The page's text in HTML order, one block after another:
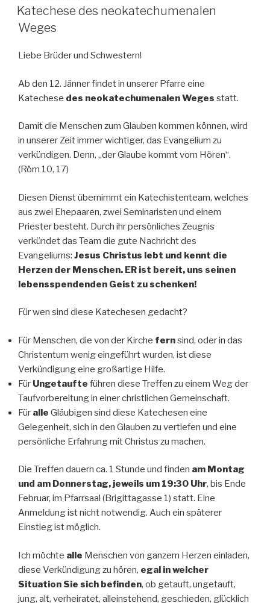
ON
Katechese des neokatechumenalen
Weges
Liebe Brüder und Schwestern!
Ab den 12. Jänner findet in unserer Pfarre eine
Katechese des neokatechumenalen Weges statt.
Damit die Menschen zum Glauben kommen können, wird
in unserer Zeit immer wichtiger, das Evangelium zu
verkündigen. Denn, „der Glaube kommt vom Hören“.
(Röm 10, 17)
Diesen Dienst übernimmt ein Katechistenteam, welches
aus zwei Ehepaaren, zwei Seminaristen und einem
Priester besteht. Durch ihr persönliches Zeugnis
verkündet das Team die gute Nachricht des
Evangeliums: Jesus Christus lebt und kennt die
Herzen der Menschen. ER ist bereit, uns seinen
lebensspendenden Geist zu schenken!
Für wen sind diese Katechesen gedacht?
Für Menschen, die von der Kirche fernsind, oder in das
Christentum wenig eingeführt wurden, ist diese
Verkündigung eine großartige Hilfe.
Für Ungetaufte führen diese Treffen zu einem Weg der
Taufvorbereitung in einer christlichen Gemeinschaft.
Für alle Gläubigen sind diese Katechesen eine
Gelegenheit, sich in den Glauben zu vertiefen und eine
persönliche Erfahrung mit Christus zu machen.
Die Treffen dauern ca. 1 Stunde und finden am Montag
und am Donnerstag, jeweils um 19:30 Uhr, bis Ende
Februar, im Pfarrsaal (Brigittagasse 1) statt. Eine
Anmeldung ist nicht notwendig. Auch ein späterer
Einstieg ist möglich.
Ich möchte alle Menschen von ganzem Herzen einladen,
diese Verkündigung zu hören, egal in welcher
Situation Sie sich befinden, ob getauft, ungetauft,
jung, alt, verheiratet, alleinstehend, geschieden, glücklich